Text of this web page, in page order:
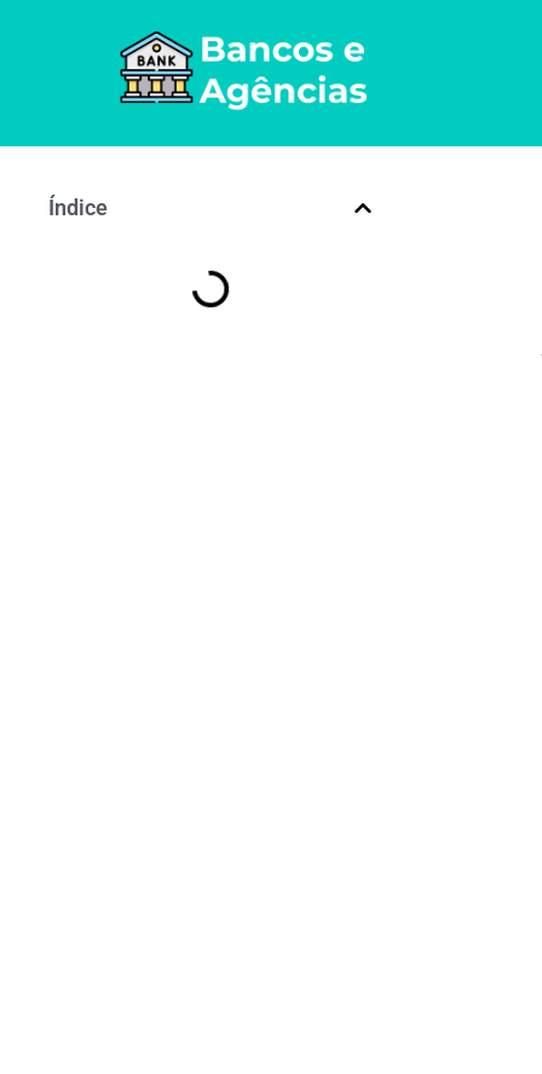
Índice